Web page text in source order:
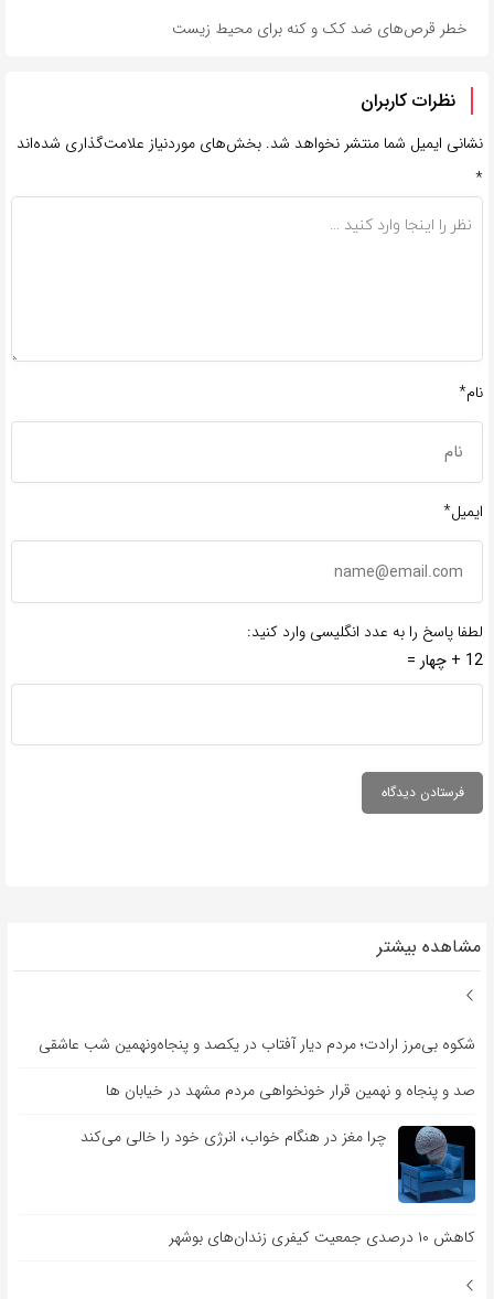
خطر قرص‌های ضد کک و کنه برای محیط زیست
نظرات کاربران
نشانی ایمیل شما منتشر نخواهد شد. بخش‌های موردنیاز علامت‌گذاری شده‌اند
*
نام*
ایمیل*
لطفا پاسخ را به عدد انگلیسی وارد کنید:
12 + چهار =
مشاهده بیشتر
شکوه بی‌مرز ارادت؛ مردم دیار آفتاب در یکصد و پنجاه‌ونهمین شب عاشقی
صد و پنجاه و نهمین قرار خونخواهی مردم مشهد در خیابان ها
چرا مغز در هنگام خواب، انرژی خود را خالی می‌کند
کاهش ۱۰ درصدی جمعیت کیفری زندان‌های بوشهر